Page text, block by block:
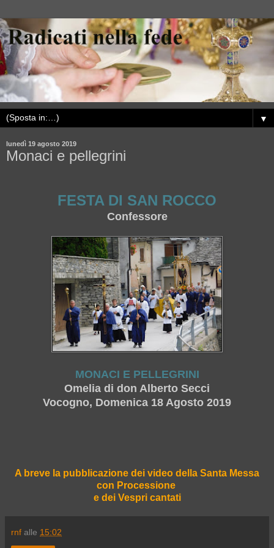
▼
lunedì 19 agosto 2019
Monaci e pellegrini
FESTA DI SAN ROCCO
Confessore
MONACI E PELLEGRINI
Omelia di don Alberto Secci
Vocogno, Domenica 18 Agosto 2019
A breve la pubblicazione dei video della Santa Messa
con Processione
e dei Vespri cantati
rnf alle 15:02